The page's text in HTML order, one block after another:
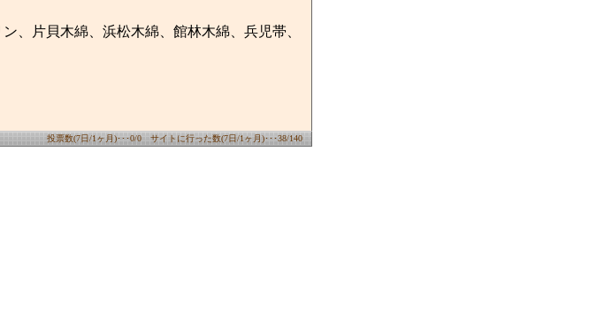
、片貝木綿、浜松木綿、館林木綿、兵児帯、
投票数(7日/1ヶ月)･･･0/0 サイトに行った数(7日/1ヶ月)･･･38/140